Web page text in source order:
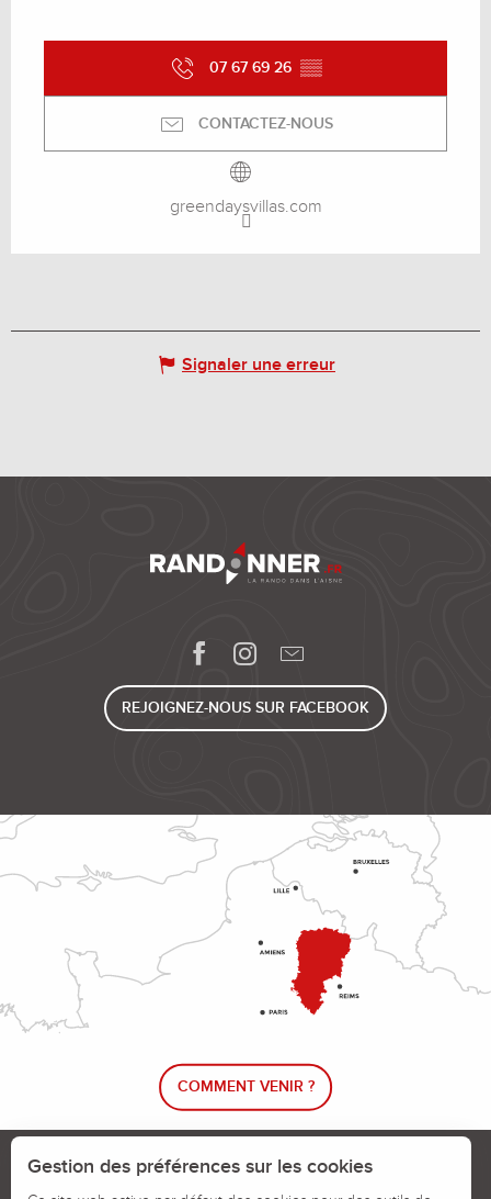
07 67 69 26 ▒▒
CONTACTEZ-NOUS
greendaysvillas.com
Signaler une erreur
REJOIGNEZ-NOUS SUR FACEBOOK
COMMENT VENIR ?
Le blog rando !
Gestion des préférences sur les cookies